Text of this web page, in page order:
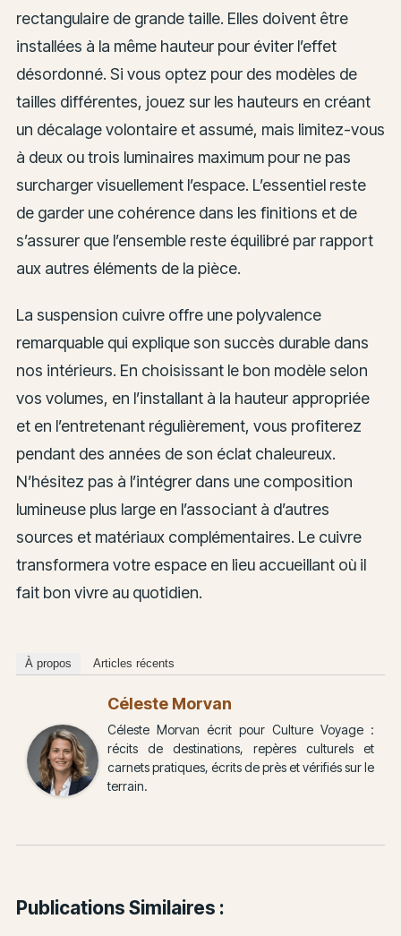
rectangulaire de grande taille. Elles doivent être
installées à la même hauteur pour éviter l’effet
désordonné. Si vous optez pour des modèles de
tailles différentes, jouez sur les hauteurs en créant
un décalage volontaire et assumé, mais limitez-vous
à deux ou trois luminaires maximum pour ne pas
surcharger visuellement l’espace. L’essentiel reste
de garder une cohérence dans les finitions et de
s’assurer que l’ensemble reste équilibré par rapport
aux autres éléments de la pièce.
La suspension cuivre offre une polyvalence
remarquable qui explique son succès durable dans
nos intérieurs. En choisissant le bon modèle selon
vos volumes, en l’installant à la hauteur appropriée
et en l’entretenant régulièrement, vous profiterez
pendant des années de son éclat chaleureux.
N’hésitez pas à l’intégrer dans une composition
lumineuse plus large en l’associant à d’autres
sources et matériaux complémentaires. Le cuivre
transformera votre espace en lieu accueillant où il
fait bon vivre au quotidien.
À propos Articles récents
Céleste Morvan
Céleste Morvan écrit pour Culture Voyage :
récits de destinations, repères culturels et
carnets pratiques, écrits de près et vérifiés sur le
terrain.
Publications Similaires :